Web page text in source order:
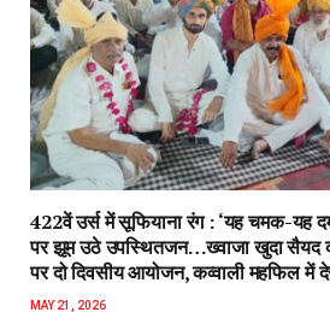
422वें उर्स में सूफियाना रंग : ‘यह चमक-यह
पर झूम उठे उपस्थितजन…ख्वाजा खुदा सैयद
पर दो दिवसीय आयोजन, कव्वाली महफिल में
MAY 21, 2026